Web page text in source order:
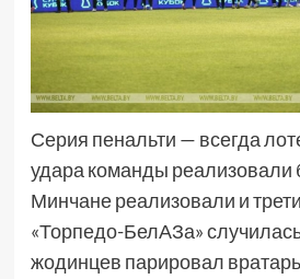
Серия пенальти — всегда
удара команды реализовали
Минчане реализовали и
«Торпедо-БелАЗа»
жодинцев парировал